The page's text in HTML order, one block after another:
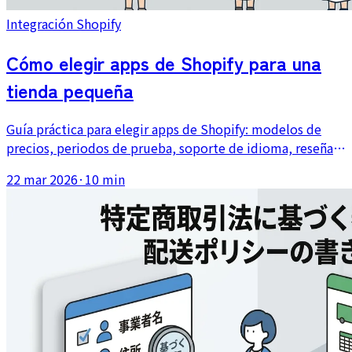
Integración Shopify
Cómo elegir apps de Shopify para una
tienda pequeña
Guía práctica para elegir apps de Shopify: modelos de
precios, periodos de prueba, soporte de idioma, reseñas,
demasiadas apps.
22 mar 2026· 10 min